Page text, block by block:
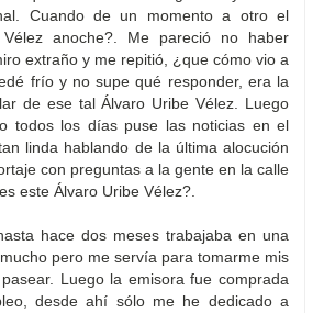
Cuando de un momento a otro el
anoche?. Me pareció no haber
extraño y me repitió, ¿que cómo vio a
frío y no supe qué responder, era la
de ese tal Álvaro Uribe Vélez. Luego
todos los días puse las noticias en el
linda hablando de la última alocución
con preguntas a la gente en la calle
este Álvaro Uribe Vélez?.
hace dos meses trabajaba en una
pero me servía para tomarme mis
Luego la emisora fue comprada
desde ahí sólo me he dedicado a